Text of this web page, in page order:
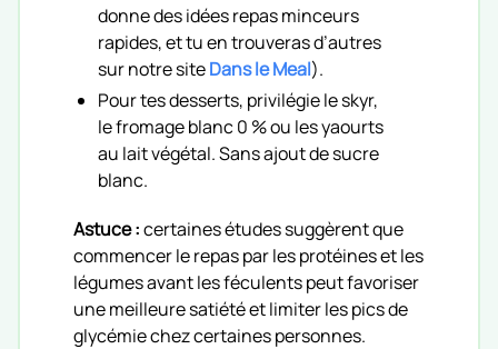
donne des idées repas minceurs
rapides, et tu en trouveras d’autres
sur notre siteDans le Meal).
Pour tes desserts, privilégie le skyr,
le fromage blanc 0 % ou les yaourts
au lait végétal. Sans ajout de sucre
blanc.
Astuce :certaines études suggèrent que
commencer le repas par les protéines et les
légumes avant les féculents peut favoriser
une meilleure satiété et limiter les pics de
glycémie chez certaines personnes.